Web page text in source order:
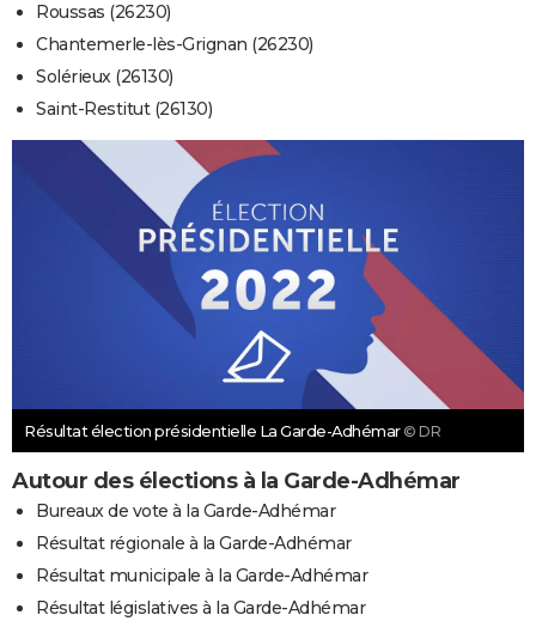
Roussas (26230)
Chantemerle-lès-Grignan (26230)
Solérieux (26130)
Saint-Restitut (26130)
Résultat élection présidentielle La Garde-Adhémar © DR
Autour des élections à la Garde-Adhémar
Bureaux de vote à la Garde-Adhémar
Résultat régionale à la Garde-Adhémar
Résultat municipale à la Garde-Adhémar
Résultat législatives à la Garde-Adhémar